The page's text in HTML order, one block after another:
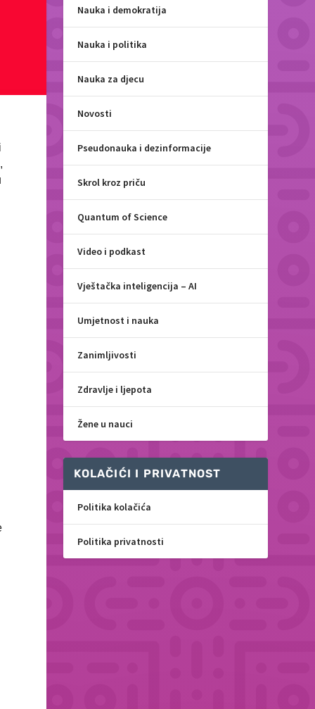
Nauka i demokratija
Nauka i politika
Nauka za djecu
Novosti
Pseudonauka i dezinformacije
Skrol kroz priču
Quantum of Science
Video i podkast
Vještačka inteligencija – AI
Umjetnost i nauka
Zanimljivosti
Zdravlje i ljepota
Žene u nauci
KOLAČIĆI I PRIVATNOST
Politika kolačića
Politika privatnosti